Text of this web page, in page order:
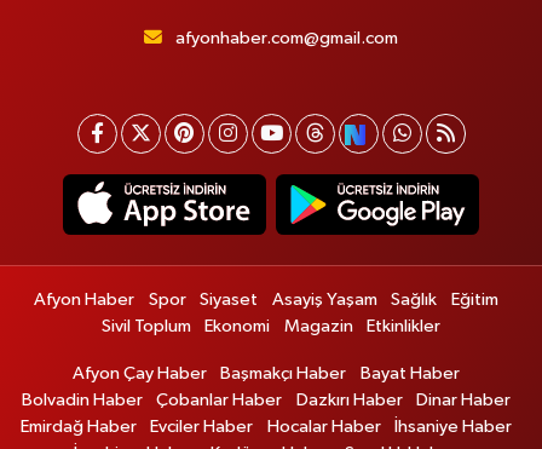
afyonhaber.com@gmail.com
Afyon Haber Spor Siyaset Asayiş Yaşam Sağlık
Eğitim
Sivil Toplum
Ekonomi Magazin Etkinlikler
Afyon Çay Haber Başmakçı Haber
Bayat Haber
Bolvadin Haber
Çobanlar Haber Dazkırı Haber
Dinar Haber
Emirdağ Haber
Evciler Haber Hocalar Haber
İhsaniye Haber